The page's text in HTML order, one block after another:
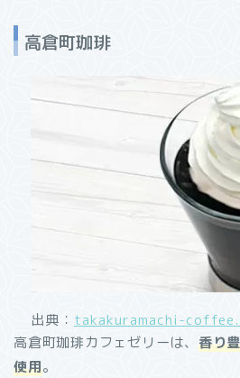
高倉町珈琲
出典： takakuramachi-
高倉町珈琲カフェゼリーは、 香り
使用。